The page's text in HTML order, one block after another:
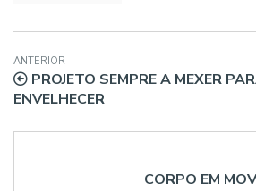
ANTERIOR
PROJETO SEMPRE A MEXER
ENVELHECER
CORPO EM